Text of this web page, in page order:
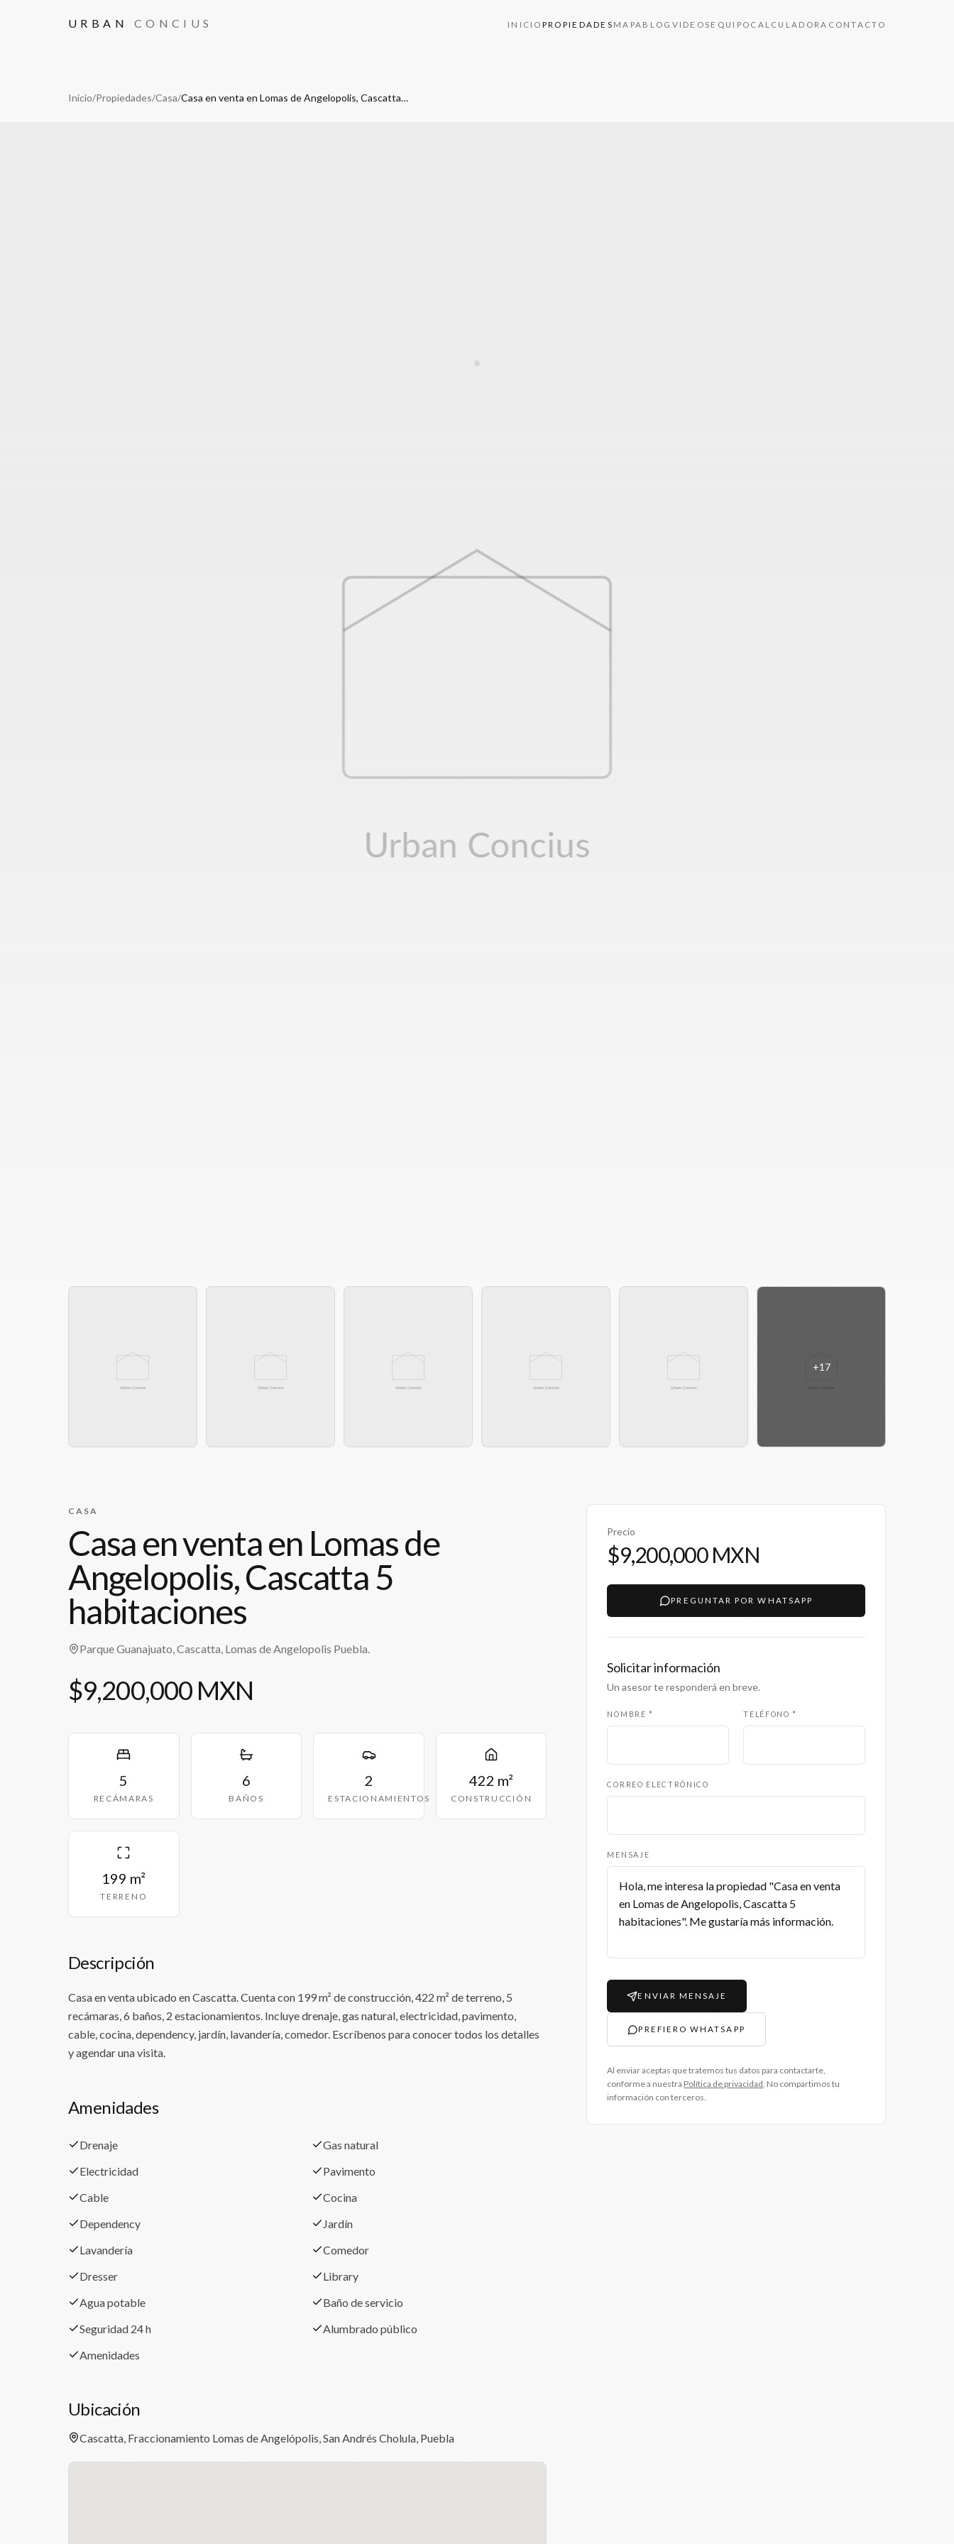
URBAN CONCIUS INICIO PROPIEDADES MAPA BLOG VIDEOS EQUIPO CALCULADORA CONTACTO
Inicio/Propiedades/Casa/ Casa en venta en Lomas de Angelopolis, Cascatta 5 habitaciones
+17
CASA
Casa en venta en Lomas de
Angelopolis, Cascatta 5
habitaciones
Parque Guanajuato, Cascatta, Lomas de Angelopolis Puebla.
$9,200,000 MXN
5
RECÁMARAS
6
BAÑOS
2
ESTACIONAMIENTOS
422 m²
CONSTRUCCIÓN
199 m²
TERRENO
Descripción
Casa en venta ubicado en Cascatta. Cuenta con 199 m² de construcción, 422 m² de terreno, 5
recámaras, 6 baños, 2 estacionamientos. Incluye drenaje, gas natural, electricidad, pavimento,
cable, cocina, dependency, jardín, lavandería, comedor. Escríbenos para conocer todos los detalles
y agendar una visita.
Amenidades
Drenaje
Gas natural
Electricidad
Pavimento
Cable
Cocina
Dependency
Jardín
Lavandería
Comedor
Dresser
Library
Agua potable
Baño de servicio
Seguridad 24 h
Alumbrado público
Amenidades
Ubicación
Cascatta, Fraccionamiento Lomas de Angelópolis, San Andrés Cholula, Puebla
Precio
$9,200,000 MXN
PREGUNTAR POR WHATSAPP
Solicitar información
Un asesor te responderá en breve.
NOMBRE * TELÉFONO *
CORREO ELECTRÓNICO
MENSAJE
ENVIAR MENSAJE
PREFIERO WHATSAPP
Al enviar aceptas que tratemos tus datos para contactarte,
conforme a nuestra Política de privacidad. No compartimos tu
información con terceros.